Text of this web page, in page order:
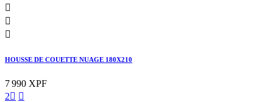



HOUSSE DE COUETTE NUAGE 180X210
7 990 XPF
2 